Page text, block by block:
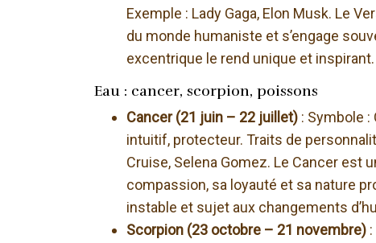
Exemple : Lady Gaga, Elon Musk. Le
du monde humaniste et s’engage
excentrique le rend unique et inspirant.
Eau : cancer, scorpion, poissons
Cancer (21 juin – 22 juillet) : Symbole :
intuitif, protecteur. Traits de
Cruise, Selena Gomez. Le Cancer est
compassion, sa loyauté et sa nature
instable et sujet aux changements
Scorpion (23 octobre – 21 novembre)